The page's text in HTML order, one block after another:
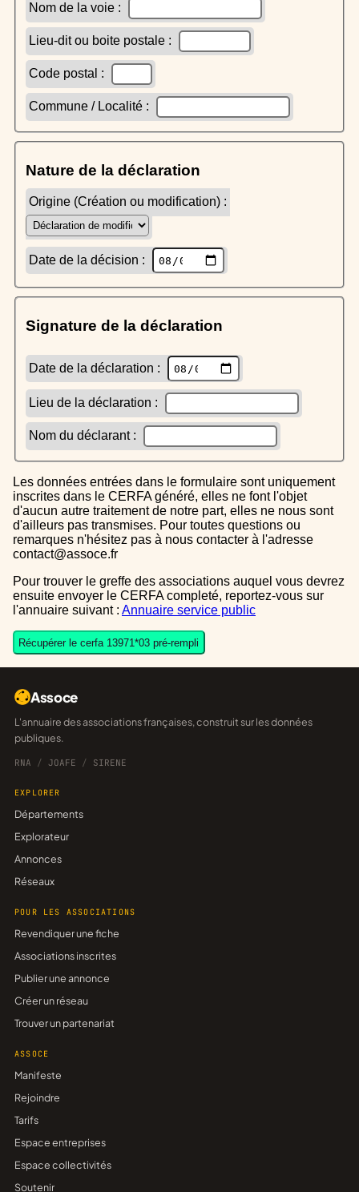
Nom de la voie :
Lieu-dit ou boite postale :
Code postal :
Commune / Localité :
Nature de la déclaration
Origine (Création ou modification) :
Date de la décision :
Signature de la déclaration
Date de la déclaration :
Lieu de la déclaration :
Nom du déclarant :
Les données entrées dans le formulaire sont uniquement
inscrites dans le CERFA généré, elles ne font l'objet
d'aucun autre traitement de notre part, elles ne nous sont
d'ailleurs pas transmises. Pour toutes questions ou
remarques n'hésitez pas à nous contacter à l'adresse
contact@assoce.fr
Pour trouver le greffe des associations auquel vous devrez
ensuite envoyer le CERFA completé, reportez-vous sur
l'annuaire suivant : Annuaire service public
Récupérer le cerfa 13971*03 pré-rempli
Assoce
L'annuaire des associations françaises, construit sur les données
publiques.
RNA / JOAFE / SIRENE
EXPLORER
Départements
Explorateur
Annonces
Réseaux
POUR LES ASSOCIATIONS
Revendiquer une fiche
Associations inscrites
Publier une annonce
Créer un réseau
Trouver un partenariat
ASSOCE
Manifeste
Rejoindre
Tarifs
Espace entreprises
Espace collectivités
Soutenir